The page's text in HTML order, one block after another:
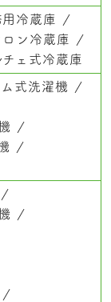
用冷蔵庫
ロン冷蔵庫
チェ式冷蔵庫
ム式洗濯機